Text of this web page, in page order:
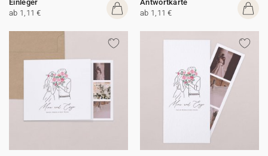
Einleger
ab 1,11 €
Antwortkarte
ab 1,11 €